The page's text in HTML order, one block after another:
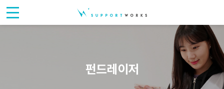
서
웍
펀드레이저